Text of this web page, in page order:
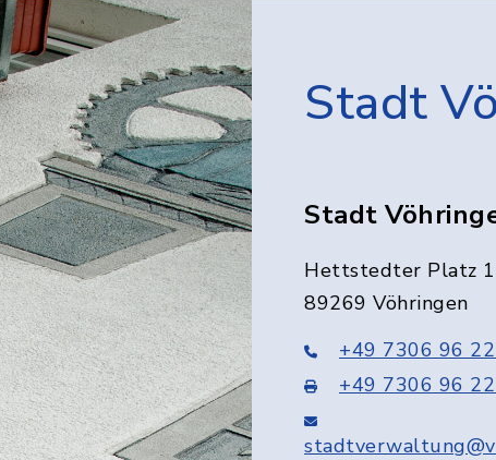
Stadt
Stadt
Hettstedter Platz 1
89269 Vöhringen
+49 7306 96
+49 7306 96